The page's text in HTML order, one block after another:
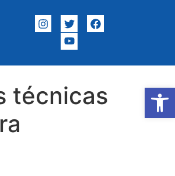
Abrir
técnicas